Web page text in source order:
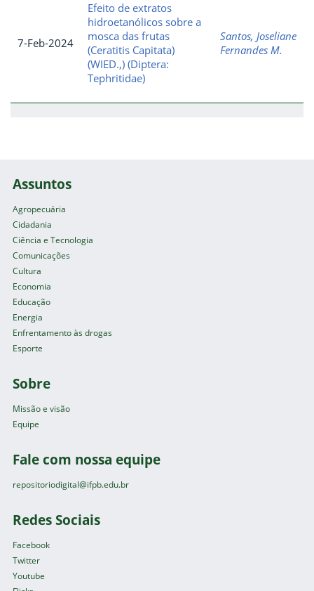
7-Feb-2024
Efeito de extratos
hidroetanólicos sobre a
mosca das frutas
(Ceratitis Capitata)
(WIED.,) (Diptera:
Tephritidae)
Santos, Joseliane
Fernandes M.
Assuntos
Agropecuária
Cidadania
Ciência e Tecnologia
Comunicações
Cultura
Economia
Educação
Energia
Enfrentamento às drogas
Esporte
Sobre
Missão e visão
Equipe
Fale com nossa equipe
repositoriodigital@ifpb.edu.br
Redes Sociais
Facebook
Twitter
Youtube